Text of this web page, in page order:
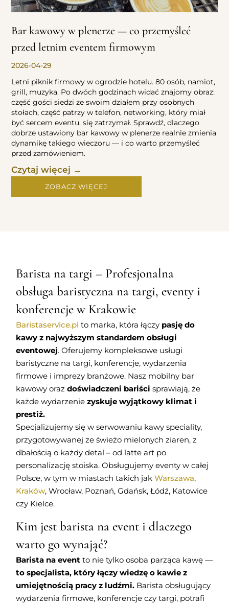
Bar kawowy w plenerze — co przemyśleć
przed letnim eventem firmowym
2026-04-29
Letni piknik firmowy w ogrodzie hotelu. 80 osób, namiot,
grill, muzyka. Po dwóch godzinach widać znajomy obraz:
część gości siedzi ze swoim działem przy osobnych
stołach, część patrzy w telefon, networking, który miał
być sercem eventu, się zatrzymał. Sprawdź, dlaczego
dobrze ustawiony bar kawowy w plenerze realnie zmienia
dynamikę takiego wieczoru — i co warto przemyśleć
przed zamówieniem.
Czytaj więcej →
ZOBACZ WIĘCEJ
Barista na targi – Profesjonalna
obsługa baristyczna na targi, eventy i
konferencje w Krakowie
Baristaservice.pl to marka, która łączy pasję do
kawy z najwyższym standardem obsługi
eventowej. Oferujemy kompleksowe usługi
baristyczne na targi, konferencje, wydarzenia
firmowe i imprezy branżowe. Nasz mobilny bar
kawowy orazdoświadczeni bariści sprawiają, że
każde wydarzeniezyskuje wyjątkowy klimat i
prestiż.
Specjalizujemy się w serwowaniu kawy speciality,
przygotowywanej ze świeżo mielonych ziaren, z
dbałością o każdy detal – od latte art po
personalizację stoiska. Obsługujemy eventy w całej
Polsce, w tym w miastach takich jakWarszawa,
Kraków, Wrocław, Poznań, Gdańsk, Łódź, Katowice
czy Kielce.
Kim jest barista na event i dlaczego
warto go wynająć?
Barista na event to nie tylko osoba parząca kawę —
to specjalista, który łączy wiedzę o kawie z
umiejętnością pracy z ludźmi. Barista obsługujący
wydarzenia firmowe, konferencje czy targi, potrafi